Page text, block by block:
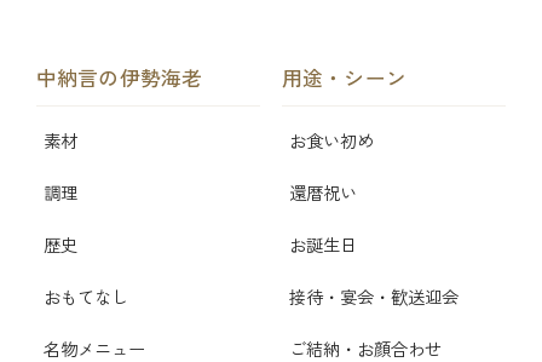
中納言の伊勢海老
素材
調理
歴史
おもてなし
名物メニュー
用途・シーン
お食い初め
還暦祝い
お誕生日
接待・宴会・歓送迎会
ご結納・お顔合わせ